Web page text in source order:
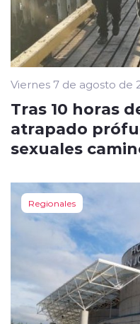
Viernes 7 de agosto de
Tras 10 horas
atrapado
sexuales
Regionales